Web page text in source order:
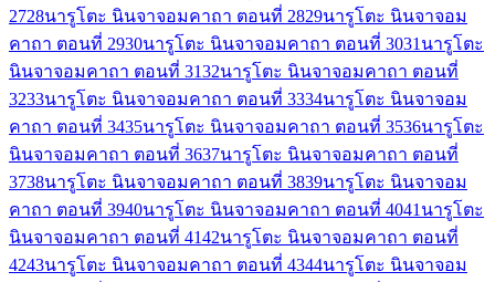
2728นารูโตะ นินจาจอมคาถา ตอนที่ 2829นารูโตะ นินจาจอม
คาถา ตอนที่ 2930นารูโตะ นินจาจอมคาถา ตอนที่ 3031 นารูโตะ
นินจาจอมคาถา ตอนที่ 3132นารูโตะ นินจาจอมคาถา ตอนที่
3233นารูโตะ นินจาจอมคาถา ตอนที่ 3334นารูโตะ นินจาจอม
คาถา ตอนที่ 3435นารูโตะ นินจาจอมคาถา ตอนที่ 3536นารูโตะ
นินจาจอมคาถา ตอนที่ 3637นารูโตะ นินจาจอมคาถา ตอนที่
3738นารูโตะ นินจาจอมคาถา ตอนที่ 3839นารูโตะ นินจาจอม
คาถา ตอนที่ 3940นารูโตะ นินจาจอมคาถา ตอนที่ 4041 นารูโตะ
นินจาจอมคาถา ตอนที่ 4142นารูโตะ นินจาจอมคาถา ตอนที่
4243นารูโตะ นินจาจอมคาถา ตอนที่ 4344นารูโตะ นินจาจอม